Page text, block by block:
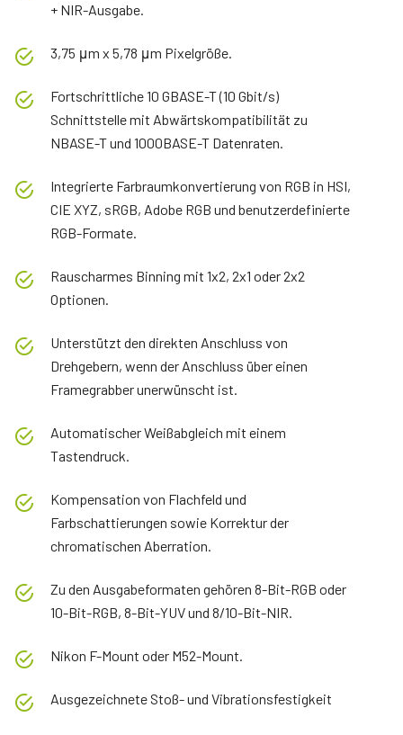
+ NIR-Ausgabe.
3,75 μm x 5,78 μm Pixelgröße.
Fortschrittliche 10 GBASE-T (10 Gbit/s)
Schnittstelle mit Abwärtskompatibilität zu
NBASE-T und 1000BASE-T Datenraten.
Integrierte Farbraumkonvertierung von RGB in HSI,
CIE XYZ, sRGB, Adobe RGB und benutzerdefinierte
RGB-Formate.
Rauscharmes Binning mit 1x2, 2x1 oder 2x2
Optionen.
Unterstützt den direkten Anschluss von
Drehgebern, wenn der Anschluss über einen
Framegrabber unerwünscht ist.
Automatischer Weißabgleich mit einem
Tastendruck.
Kompensation von Flachfeld und
Farbschattierungen sowie Korrektur der
chromatischen Aberration.
Zu den Ausgabeformaten gehören 8-Bit-RGB oder
10-Bit-RGB, 8-Bit-YUV und 8/10-Bit-NIR.
Nikon F-Mount oder M52-Mount.
Ausgezeichnete Stoß- und Vibrationsfestigkeit